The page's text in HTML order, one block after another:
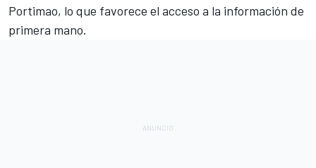
Portimao, lo que favorece el acceso a la información de
primera mano.